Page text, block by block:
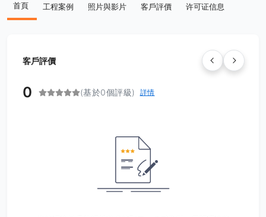
首頁 工程案例 照片與影片 客戶評價 许可证信息
客戶評價
0 (基於0個評級) 詳情